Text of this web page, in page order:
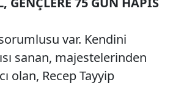
var. Kendini
sanan, majestelerinden
olan, Recep Tayyip